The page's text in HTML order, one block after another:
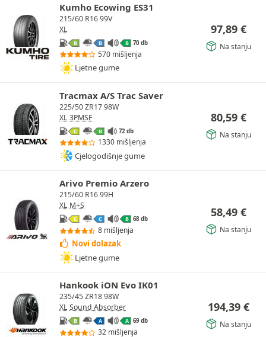
Kumho Ecowing ES31
215/60 R16 99V
XL
B B B 70 db
570 mišljenja
Ljetne gume
97,89 €
Na stanju
Tracmax A/S Trac Saver
225/50 ZR17 98W
XL 3PMSF
C B 72 db
1330 mišljenja
Cjelogodišnje gume
80,59 €
Na stanju
Arivo Premio Arzero
215/60 R16 99H
XL M+S
C C B 68 db
8 mišljenja
Novi dolazak
Ljetne gume
58,49 €
Na stanju
Hankook iON Evo IK01
235/45 ZR18 98W
XL Sound Absorber
B A A 69 db
32 mišljenja
194,39 €
Na stanju